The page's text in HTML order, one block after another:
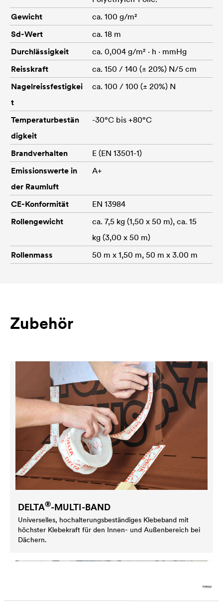
Gewicht
ca. 100 g/m²
Sd-Wert
ca. 18 m
Durchlässigkeit
ca. 0,004 g/m² · h · mmHg
Reisskraft
ca. 150 / 140 (± 20%) N/5 cm
Nagelreissfestigkei
t
ca. 100 / 100 (± 20%) N
Temperaturbestän
digkeit
-30°C bis +80°C
Brandverhalten
E (EN 13501-1)
Emissionswerte in
der Raumluft
A+
CE-Konformität
EN 13984
Rollengewicht
ca. 7,5 kg (1,50 x 50 m), ca. 15
kg (3,00 x 50 m)
Rollenmass
50 m x 1,50 m, 50 m x 3.00 m
Zubehör
DELTA®-MULTI-BAND
Universelles, hochalterungsbeständiges Klebeband mit
höchster Klebekraft für den Innen- und Außenbereich bei
Dächern.